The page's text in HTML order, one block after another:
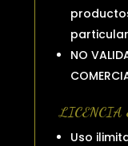
NO
LICENCIA
Uso